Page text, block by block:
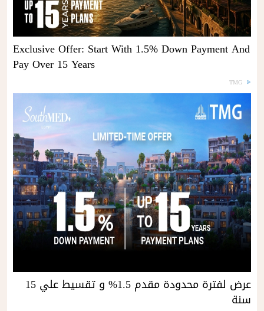
Exclusive Offer: Start With 1.5% Down Payment And
Pay Over 15 Years
TMG
عرض لفترة محدودة مقدم 1.5% و تقسيط علي 15
سنة